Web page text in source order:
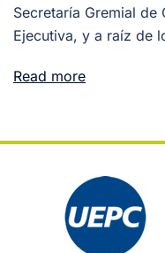
Secretaría Gremial de
Ejecutiva, y a raíz de
Read more